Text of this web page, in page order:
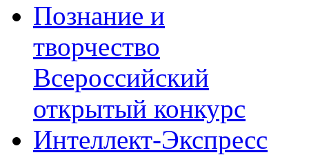
Познание и
творчество
Всероссийский
открытый конкурс
Интеллект-Экспресс